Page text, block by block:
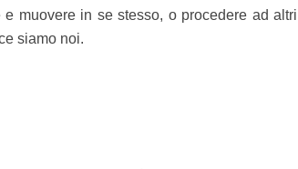
muovere in se stesso, o procedere ad altri
siamo noi.